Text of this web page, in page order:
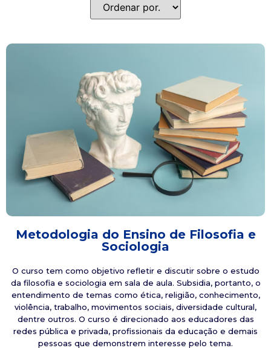
Metodologia do Ensino de Filosofia e
Sociologia
O curso tem como objetivo refletir e discutir sobre o estudo
da filosofia e sociologia em sala de aula. Subsidia, portanto, o
entendimento de temas como ética, religião, conhecimento,
violência, trabalho, movimentos sociais, diversidade cultural,
dentre outros. O curso é direcionado aos educadores das
redes pública e privada, profissionais da educação e demais
pessoas que demonstrem interesse pelo tema.